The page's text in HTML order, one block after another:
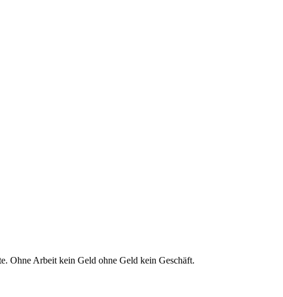
Ohne Arbeit kein Geld ohne Geld kein Geschäft.